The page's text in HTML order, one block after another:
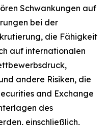
Schwankungen auf
bei der
die Fähigkeit
auf internationalen
andere Risiken, die
and Exchange
des
einschließlich,